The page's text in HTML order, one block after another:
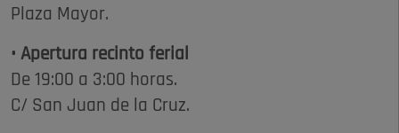
Plaza Mayor.
• Apertura recinto ferial
De 19:00 a 3:00 horas.
C/ San Juan de la Cruz.